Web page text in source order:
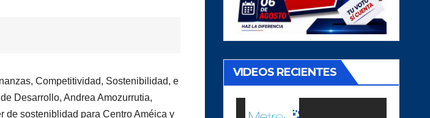
Competitividad, Sostenibilidad, e
Desarrollo, Andrea Amozurrutia,
de sosteniblidad para Centro Améica y
VIDEOS RECIENTES